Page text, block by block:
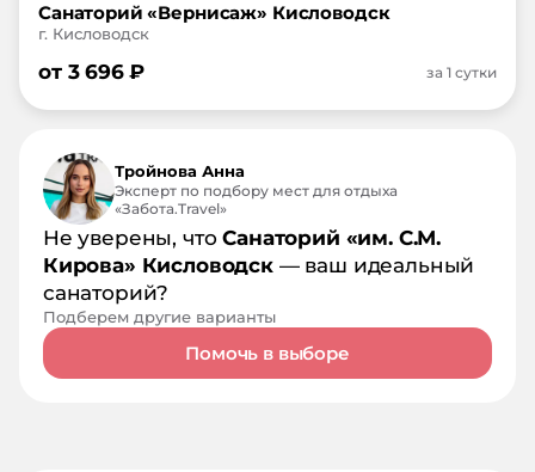
Санаторий «Вернисаж» Кисловодск
г. Кисловодск
от 3 696₽ за 1 сутки
Тройнова Анна
Эксперт по подбору мест для отдыха
«Забота.Travel»
Не уверены, чтоСанаторий «им. С.М.
Кирова» Кисловодск— ваш идеальный
санаторий?
Подберем другие варианты
Помочь в выборе